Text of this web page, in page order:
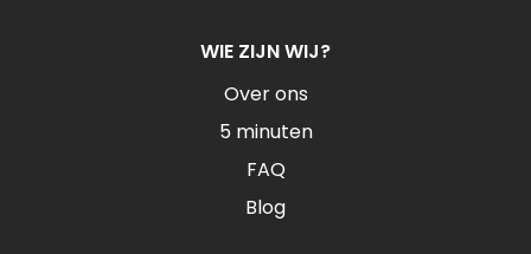
WIE ZIJN WIJ?
Over ons
5 minuten
FAQ
Blog